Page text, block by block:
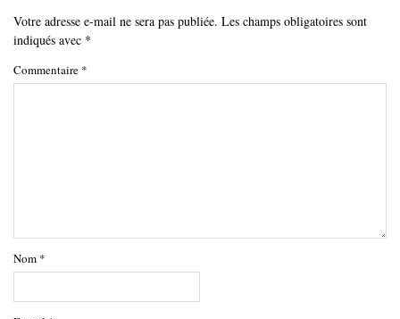
Votre adresse e-mail ne sera pas publiée. Les champs obligatoires sont
indiqués avec *
Commentaire *
Nom *